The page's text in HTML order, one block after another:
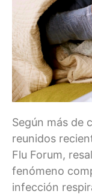
Según más de
reunidos
Flu Forum,
fenómeno
infección